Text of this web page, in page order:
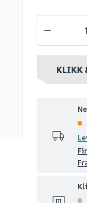
KLIKK